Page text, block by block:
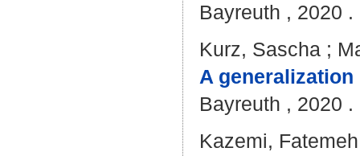
Bayreuth , 2020 .
Kurz, Sascha ;
A
Bayreuth , 2020 .
Kazemi, Fatemeh